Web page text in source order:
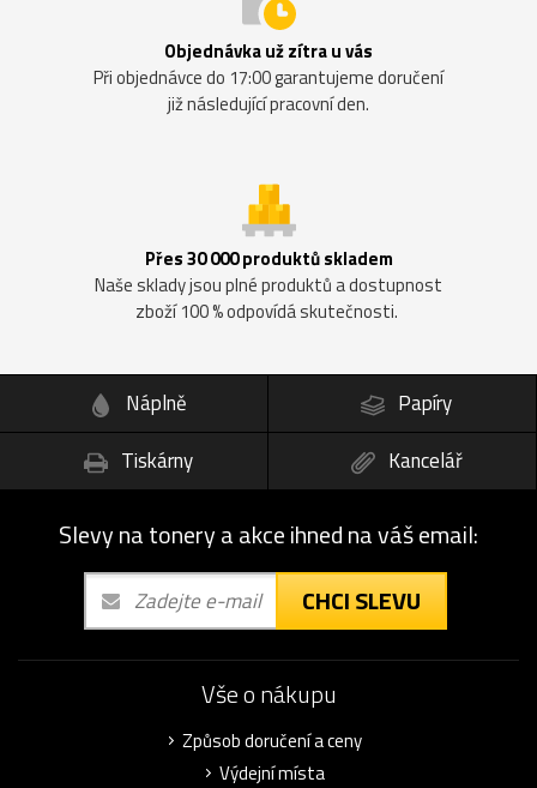
Objednávka už zítra u vás
Při objednávce do 17:00 garantujeme doručení
již následující pracovní den.
Přes 30 000 produktů skladem
Naše sklady jsou plné produktů a dostupnost
zboží 100 % odpovídá skutečnosti.
Náplně
Papíry
Tiskárny
Kancelář
Slevy na tonery a akce ihned na váš email:
CHCI SLEVU
Vše o nákupu
Způsob doručení a ceny
Výdejní místa